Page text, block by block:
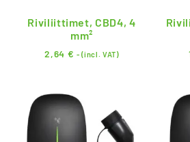
Riviliittimet, CBD4, 4
mm²
2,64 € - (incl. VAT)